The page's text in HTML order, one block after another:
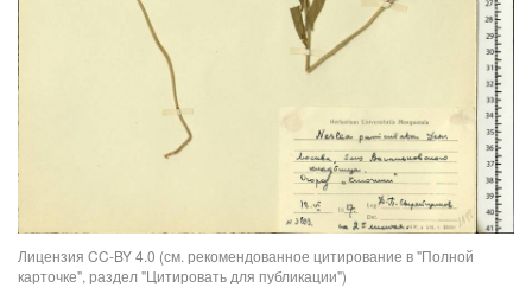
Лицензия CC-BY 4.0 (см. рекомендованное цитирование в "Полной
карточке", раздел "Цитировать для публикации")